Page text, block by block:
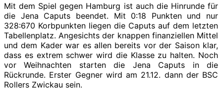
Mit dem Spiel gegen Hamburg ist auch die Hinrunde für
die Jena Caputs beendet. Mit 0:18 Punkten und nur
328:670 Korbpunkten liegen die Caputs auf dem letzten
Tabellenplatz. Angesichts der knappen finanziellen Mittel
und dem Kader war es allen bereits vor der Saison klar,
dass es extrem schwer wird die Klasse zu halten. Noch
vor Weihnachten starten die Jena Caputs in die
Rückrunde. Erster Gegner wird am 21.12. dann der BSC
Rollers Zwickau sein.